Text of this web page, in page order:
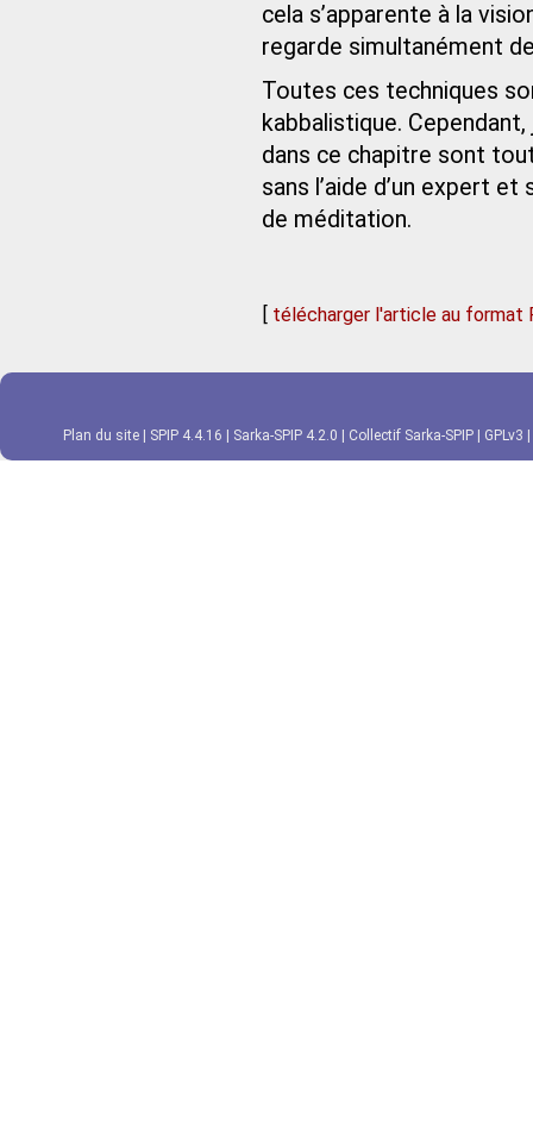
cela s’apparente à la
regarde simultanément
Toutes ces techniques
kabbalistique.
dans ce chapitre sont
sans l’aide d’un expert
de méditation.
[ télécharger l'article au format
Plan du site SPIP 4.4.16 Sarka-SPIP 4.2.0 Collectif Sarka-SPIP GPLv3